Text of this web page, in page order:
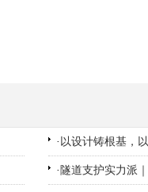
· 以设计铸根基，
· 隧道支护实力派